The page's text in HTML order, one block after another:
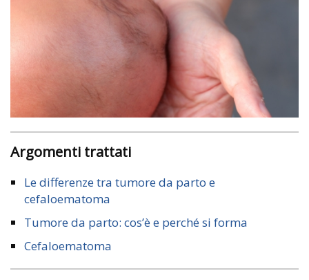
Argomenti trattati
Le differenze tra tumore da parto e
cefaloematoma
Tumore da parto: cos’è e perché si forma
Cefaloematoma